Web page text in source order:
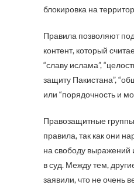
блокировка на
Правила позволяют
контент, который
“славу ислама”,
защиту Пакистана”,
или “порядочность и
Правозащитные
правила, так как они
на свободу выражений
в суд. Между тем,
заявили, что не очень